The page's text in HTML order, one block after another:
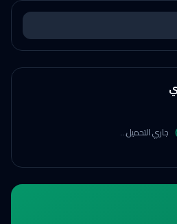
جاري التحميل...